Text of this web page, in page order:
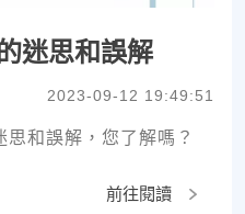
迷思和誤解
2023-09-12 19:49:51
和誤解，您了解嗎？
前往閱讀